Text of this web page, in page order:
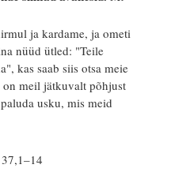
ja kardame, ja ometi
nüüd ütled: "Teile
kas saab siis otsa meie
meil jätkuvalt põhjust
usku, mis meid